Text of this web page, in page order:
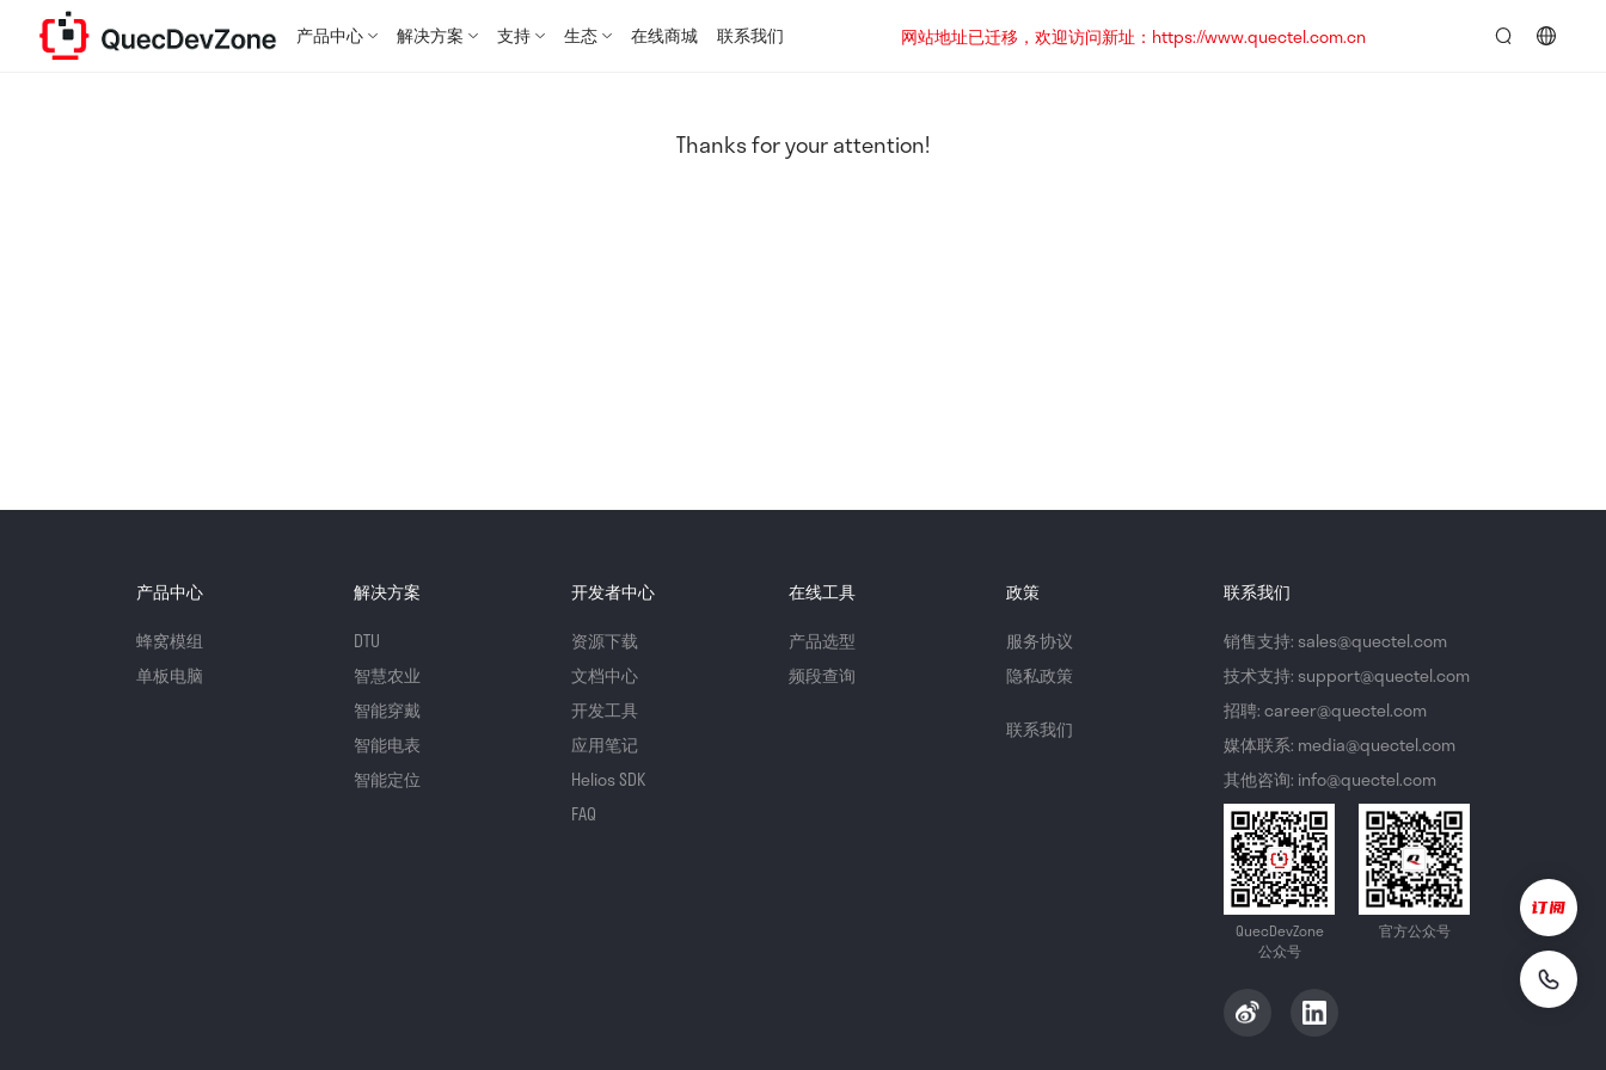
产品中心 解决方案 支持 生态 在线商城 联系我们
网站地址已迁移，欢迎访问新址：https://www.quectel.com.cn
Thanks for your attention!
产品中心
蜂窝模组
单板电脑
解决方案
DTU
智慧农业
智能穿戴
智能电表
智能定位
开发者中心
资源下载
文档中心
开发工具
应用笔记
Helios SDK
FAQ
在线工具
产品选型
频段查询
政策
服务协议
隐私政策
联系我们
联系我们
销售支持: sales@quectel.com
技术支持: support@quectel.com
招聘: career@quectel.com
媒体联系: media@quectel.com
其他咨询: info@quectel.com
QuecDevZone
公众号
官方公众号